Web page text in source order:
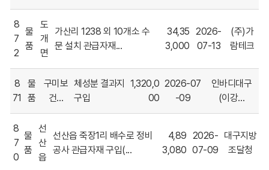
계
일,
도
급
업
체
로
구
분
여
8
7
2
물
품
도
개
면
가산리 1238 외 10개소 수
문 설치 관급자재...
34,35
3,000
2026-
07-13
(주)가
람테크
8
71
물
품
구미보
건...
체성분 결과지
구입
1,320,0
00
2026-07
-09
인바디대구
(이강...
8
7
0
물
품
선
산
읍
선산읍 죽장1리 배수로 정비
공사 관급자재 구입(...
4,89
3,080
2026-
07-09
대구지방
조달청